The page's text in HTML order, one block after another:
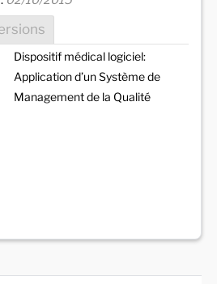
Dispositif médical logiciel:
Application d’un Système de
Management de la Qualité